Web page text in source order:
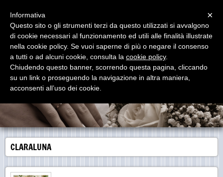
Piccoli Sogni
Raffinato ed elegante negozio di bomboniere e regali in Via G. Garibaldi
145/147 Catania
CLARALUNA
×
Informativa
Questo sito o gli strumenti terzi da questo utilizzati si avvalgono
di cookie necessari al funzionamento ed utili alle finalità illustrate
nella cookie policy. Se vuoi saperne di più o negare il consenso
a tutti o ad alcuni cookie, consulta la cookie policy.
Chiudendo questo banner, scorrendo questa pagina, cliccando
su un link o proseguendo la navigazione in altra maniera,
acconsenti all’uso dei cookie.